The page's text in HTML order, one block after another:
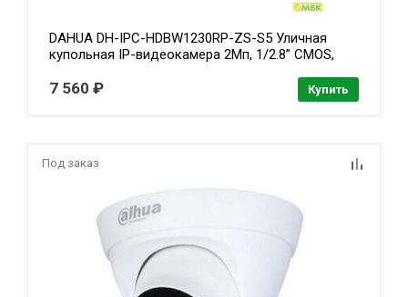
DAHUA DH-IPC-HDBW1230RP-ZS-S5 Уличная
купольная IP-видеокамера 2Мп, 1/2.8” CMOS,
IP67, IK10, металл
7 560 ₽ Купить
Под заказ